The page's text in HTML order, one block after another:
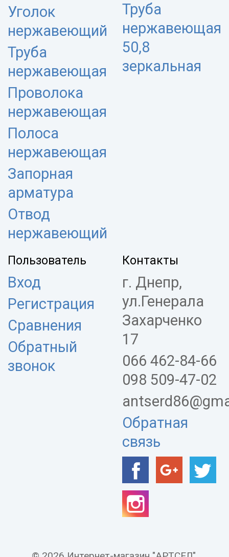
Уголок
нержавеющий
Труба
нержавеющая
Проволока
нержавеющая
Полоса
нержавеющая
Запорная
арматура
Отвод
нержавеющий
Труба
нержавеющая
50,8
зеркальная
Пользователь
Вход
Регистрация
Сравнения
Обратный
звонок
Контакты
г. Днепр,
ул.Генерала
Захарченко
17
066 462-84-66
098 509-47-02
Обратная
связь